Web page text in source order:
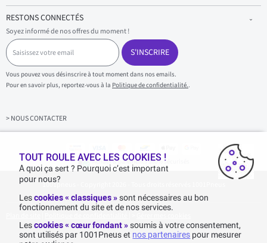
RESTONS CONNECTÉS
Soyez informé de nos offres du moment !
S
a
i
s
i
s
z
v
S'INSCRIRE
Vous pouvez vous désinscrire à tout moment dans nos emails.
Pour en savoir plus, reportez-vous à la Politique de confidentialité..
> NOUS CONTACTER
Achats & paiements 100% sécurisés
1001pneus - Copyright 2026 - Tous droits réservés 1001Pneus
TOUT ROULE AVEC LES COOKIES !
A quoi ça sert ? Pourquoi c’est important
pour nous?
Lescookies « classiques »sont nécessaires au bon
fonctionnement du site et de nos services.
Lescookies « cœur fondant » soumis à votre consentement,
sont utilisés par 1001Pneus et nos partenaires pour mesurer